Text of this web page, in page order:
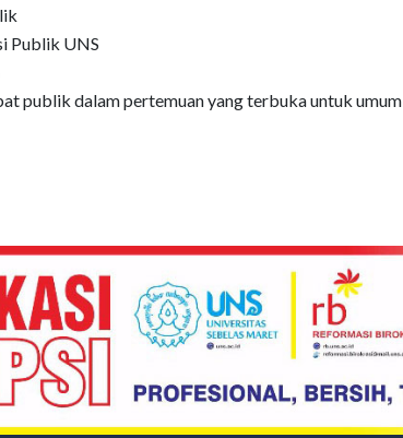
Publik UNS
publik dalam pertemuan yang terbuka untuk umum